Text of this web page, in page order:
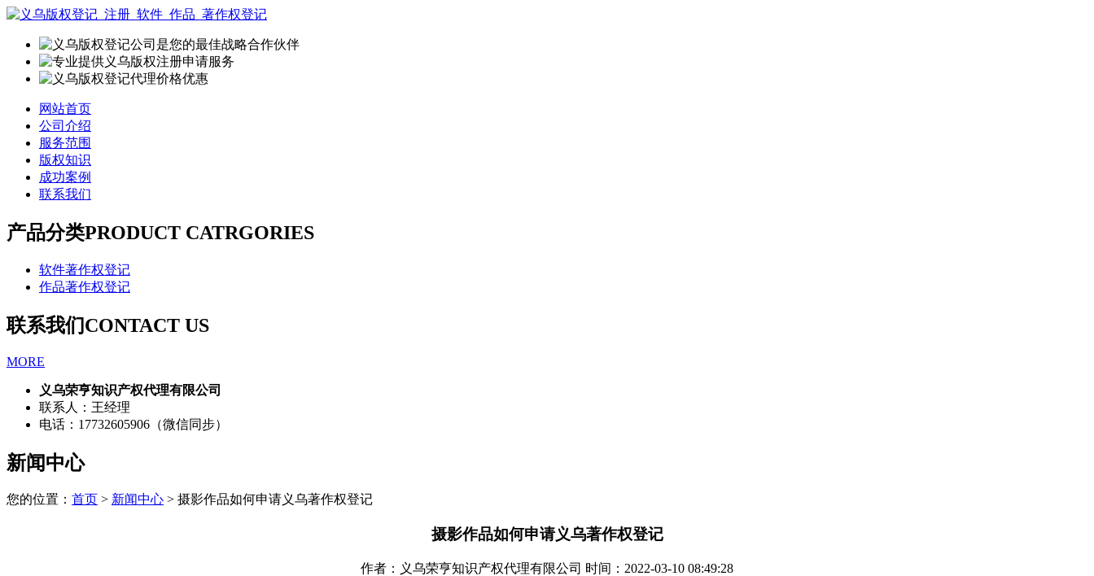
网站首页
公司介绍
服务范围
版权知识
成功案例
联系我们
产品分类PRODUCT CATRGORIES
软件著作权登记
作品著作权登记
联系我们CONTACT US
MORE
义乌荣亨知识产权代理有限公司
联系人：王经理
电话：17732605906（微信同步）
新闻中心
您的位置： 首页 > 新闻中心 > 摄影作品如何申请义乌著作权登记
摄影作品如何申请义乌著作权登记
作者：义乌荣亨知识产权代理有限公司 时间：2022-03-10 08:49:28